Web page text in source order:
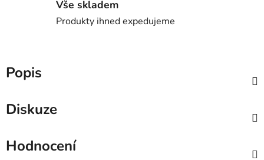
Vše skladem
Produkty ihned expedujeme
Popis
Diskuze
Hodnocení